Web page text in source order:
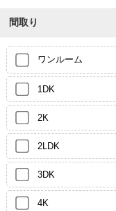
間取り
ワンルーム
1DK
2K
2LDK
3DK
4K